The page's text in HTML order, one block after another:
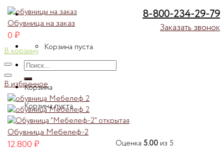
8-800-234-29-79
Заказать звонок
Корзина пуста.
Искать:
Корзина
Корзина пуста.
Обувница на заказ
0₽
В корзину
В избранное
Обувница Мебелеф-2
Оценка 5.00из 5
12.800₽